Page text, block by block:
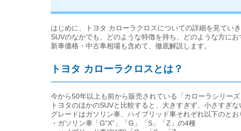
はじめに、トヨタ カローラクロスについての詳細を見ていき
SUVのなかでも、どのような特徴を持ち、どのような方にお
新車価格・中古車相場も含めて、徹底解説します。
トヨタ カローラクロスとは？
今から50年以上も前から販売されている「カローラシリー
トヨタのほかのSUVと比較すると、大きすぎず、小さすぎ
グレードはガソリン車、ハイブリッド車それぞれ以下のとお
・ガソリン車「G“X”」「G」「S」「Z」の4種